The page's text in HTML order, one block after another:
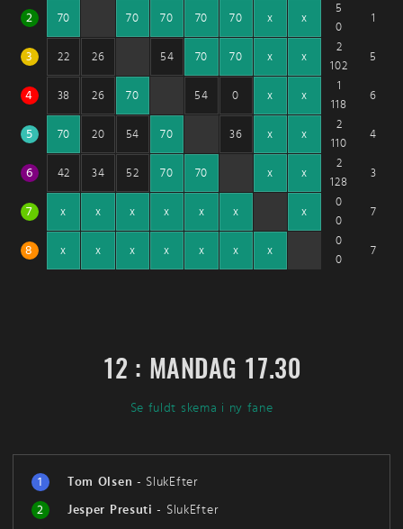
2 70 70 70 70 70 x x
5
0
1
3 22 26 54 70 70 x x
2
102
5
4 38 26 70 54 0 x x
1
118
6
5 70 20 54 70 36 x x
2
110
4
6 42 34 52 70 70 x x
2
128
3
7 x x x x x x x
0
0
7
8 x x x x x x x
0
0
7
12 : MANDAG 17.30
Se fuldt skema i ny fane
1 Tom Olsen - SlukEfter
2
Jesper Presuti - SlukEfter